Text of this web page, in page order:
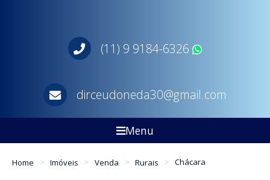
(11) 9 9184-6326
dirceudoneda30@gmail.com
Menu
Home Imóveis Venda Rurais Chácara